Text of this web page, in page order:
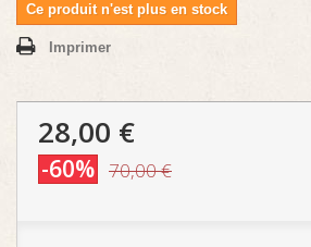
Ce produit n'est plus en stock
Imprimer
28,00 €
-60% 70,00 €